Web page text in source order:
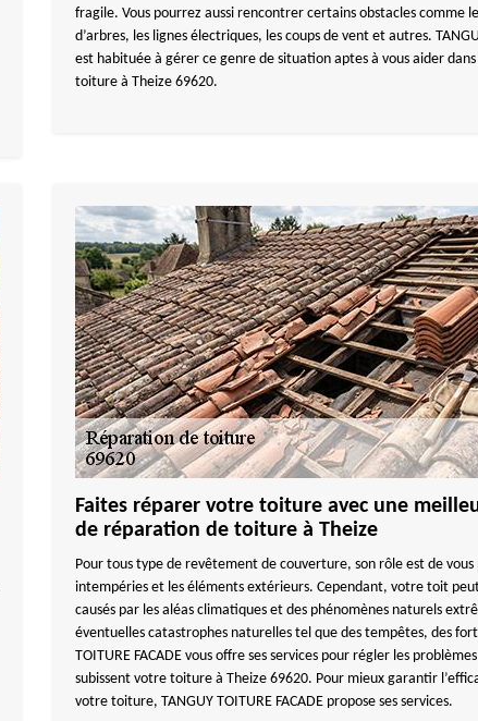
fragile. Vous pourrez aussi rencontrer certains obstacles comme
d’arbres, les lignes électriques, les coups de vent et autres.
est habituée à gérer ce genre de situation aptes à vous aider
toiture à Theize 69620.
Faites réparer votre toiture avec une
de réparation de toiture à Theize
Pour tous type de revêtement de couverture, son rôle est de
intempéries et les éléments extérieurs. Cependant, votre toit
causés par les aléas climatiques et des phénomènes naturels
éventuelles catastrophes naturelles tel que des tempêtes, des
TOITURE FACADE vous offre ses services pour régler les
subissent votre toiture à Theize 69620. Pour mieux garantir
votre toiture, TANGUY TOITURE FACADE propose ses services.